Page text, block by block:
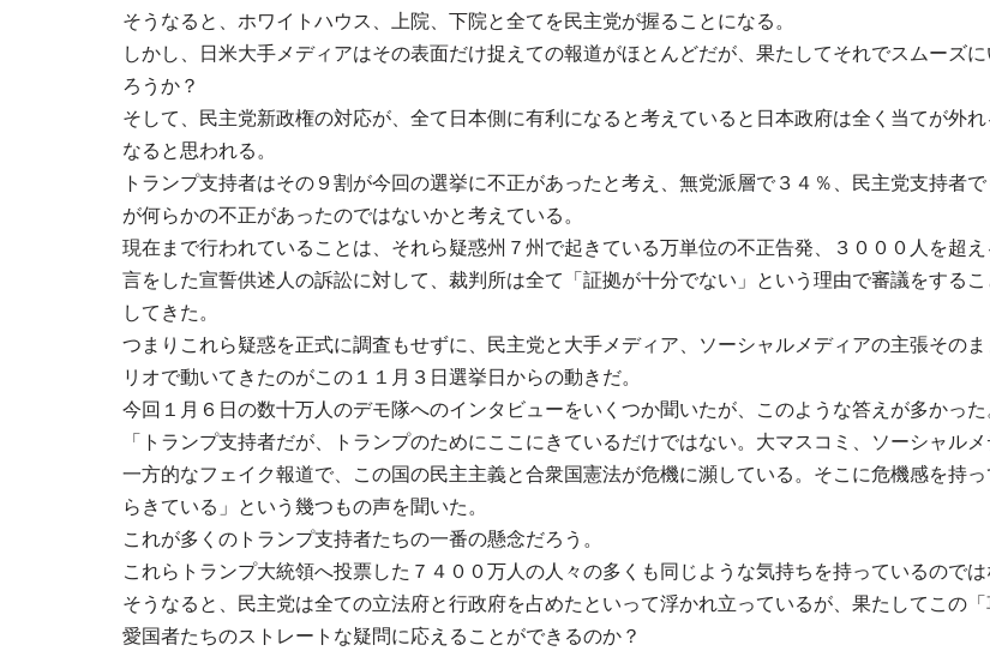
そうなると、ホワイトハウス、上院、下院と全てを民主党が握ることになる。
しかし、日米大手メディアはその表面だけ捉えての報道がほとんどだが、果たしてそれでスムーズ
ろうか？
そして、民主党新政権の対応が、全て日本側に有利になると考えていると日本政府は全く当てが外れ
なると思われる。
トランプ支持者はその９割が今回の選挙に不正があったと考え、無党派層で３４％、民主党支持者で
が何らかの不正があったのではないかと考えている。
現在まで行われていることは、それら疑惑州７州で起きている万単位の不正告発、３０００人を超
言をした宣誓供述人の訴訟に対して、裁判所は全て「証拠が十分でない」という理由で審議をする
してきた。
つまりこれら疑惑を正式に調査もせずに、民主党と大手メディア、ソーシャルメディアの主張その
リオで動いてきたのがこの１１月３日選挙日からの動きだ。
今回１月６日の数十万人のデモ隊へのインタビューをいくつか聞いたが、このような答えが多かった
「トランプ支持者だが、トランプのためにここにきているだけではない。大マスコミ、ソーシャル
一方的なフェイク報道で、この国の民主主義と合衆国憲法が危機に瀕している。そこに危機感を持
らきている」という幾つもの声を聞いた。
これが多くのトランプ支持者たちの一番の懸念だろう。
これらトランプ大統領へ投票した７４００万人の人々の多くも同じような気持ちを持っているのでは
そうなると、民主党は全ての立法府と行政府を占めたといって浮かれ立っているが、果たしてこの「
愛国者たちのストレートな疑問に応えることができるのか？